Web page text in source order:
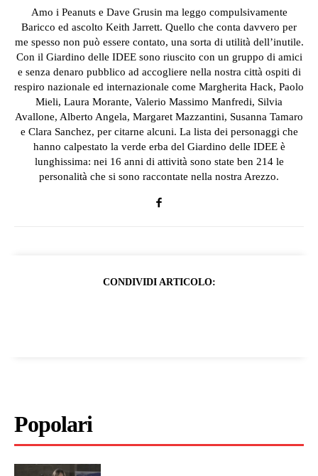
Amo i Peanuts e Dave Grusin ma leggo compulsivamente
Baricco ed ascolto Keith Jarrett. Quello che conta davvero per
me spesso non può essere contato, una sorta di utilità dell’inutile.
Con il Giardino delle IDEE sono riuscito con un gruppo di amici
e senza denaro pubblico ad accogliere nella nostra città ospiti di
respiro nazionale ed internazionale come Margherita Hack, Paolo
Mieli, Laura Morante, Valerio Massimo Manfredi, Silvia
Avallone, Alberto Angela, Margaret Mazzantini, Susanna Tamaro
e Clara Sanchez, per citarne alcuni. La lista dei personaggi che
hanno calpestato la verde erba del Giardino delle IDEE è
lunghissima: nei 16 anni di attività sono state ben 214 le
personalità che si sono raccontate nella nostra Arezzo.
CONDIVIDI ARTICOLO:
Popolari